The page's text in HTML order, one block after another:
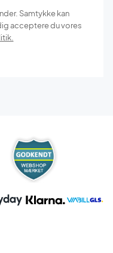
Samtykke kan
acceptere du vores